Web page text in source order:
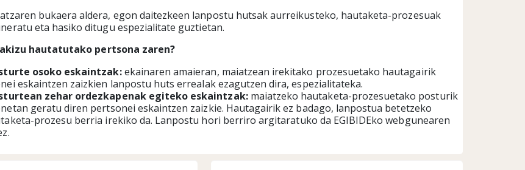
bukaera aldera, egon daitezkeen lanpostu hutsak aurreikusteko, hautaketa-prozesuak
eta hasiko ditugu espezialitate guztietan.
hautatutako pertsona zaren?
osoko eskaintzak:ekainaren amaieran, maiatzean irekitako prozesuetako hautagairik
eskaintzen zaizkien lanpostu huts errealak ezagutzen dira, espezialitateka.
zehar ordezkapenak egiteko eskaintzak:maiatzeko hautaketa-prozesuetako posturik
geratu diren pertsonei eskaintzen zaizkie. Hautagairik ez badago, lanpostua betetzeko
prozesu berria irekiko da. Lanpostu hori berriro argitaratuko da EGIBIDEko webgunearen